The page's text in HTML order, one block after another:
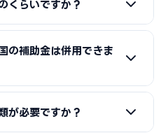
められる点が最大のメリット
独自の補助金・助成金が活用
古川市独自の補助金制度」
ョンをご覧ください。
くらいですか？
万円）＋成功報酬（採択額
く、完全成功報酬型の事務所
ず確認しましょう。当サイト
富な専門家を無料でご紹介し
の補助金は併用できま
ませんが、対象経費を「設備
が必要ですか？